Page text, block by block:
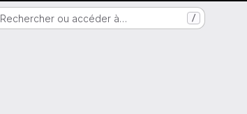
Nantes Université
Rechercher ou accéder à… /